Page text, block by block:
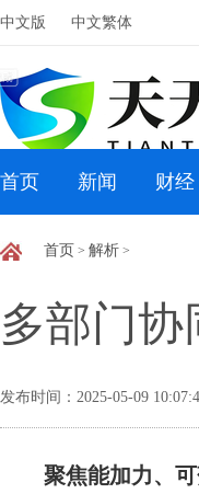
中文版 中文繁体
首页 新闻 财经
首页 > 解析 >
多部门
发布时间：2025-05-09
聚焦能加力、